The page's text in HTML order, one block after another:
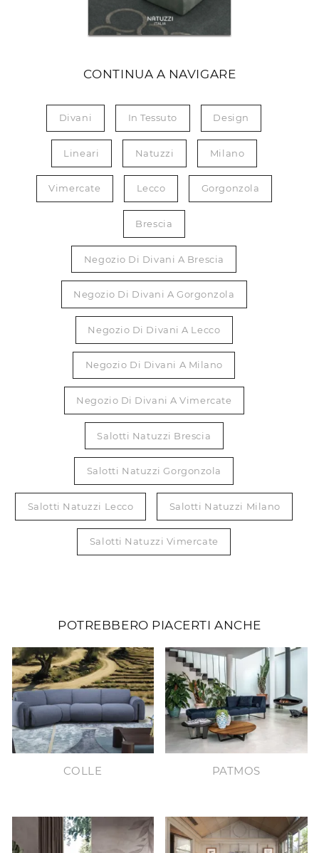
CONTINUA A NAVIGARE
Divani In Tessuto Design
Lineari Natuzzi Milano
Vimercate Lecco Gorgonzola
Brescia
Negozio Di Divani A Brescia
Negozio Di Divani A Gorgonzola
Negozio Di Divani A Lecco
Negozio Di Divani A Milano
Negozio Di Divani A Vimercate
Salotti Natuzzi Brescia
Salotti Natuzzi Gorgonzola
Salotti Natuzzi Lecco Salotti Natuzzi Milano
Salotti Natuzzi Vimercate
POTREBBERO PIACERTI ANCHE
COLLE PATMOS